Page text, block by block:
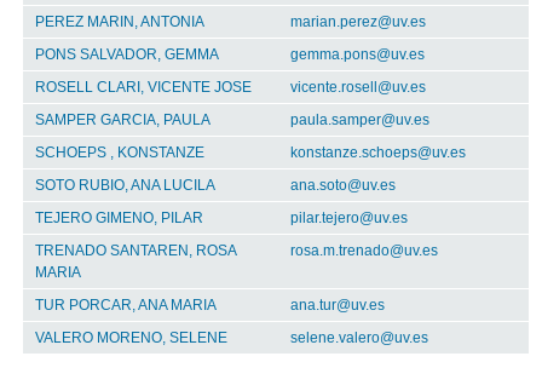
PEREZ MARIN, ANTONIA
marian.perez@uv.es
PONS SALVADOR, GEMMA
gemma.pons@uv.es
ROSELL CLARI, VICENTE JOSE
vicente.rosell@uv.es
SAMPER GARCIA, PAULA
paula.samper@uv.es
SCHOEPS , KONSTANZE
konstanze.schoeps@uv.es
SOTO RUBIO, ANA LUCILA
ana.soto@uv.es
TEJERO GIMENO, PILAR
pilar.tejero@uv.es
TRENADO SANTAREN, ROSA
MARIA
rosa.m.trenado@uv.es
TUR PORCAR, ANA MARIA
ana.tur@uv.es
VALERO MORENO, SELENE
selene.valero@uv.es